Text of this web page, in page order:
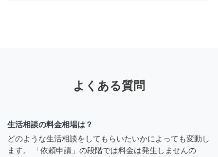
よくある質問
生活相談の料金相場は？
どのような生活相談をしてもらいたいかによっても変動し
ます。 「依頼申請」の段階では料金は発生しませんの